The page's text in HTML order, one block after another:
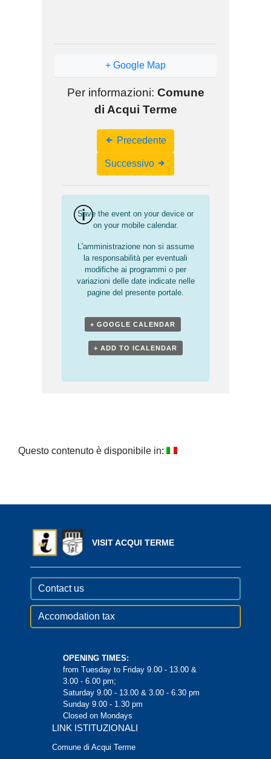
+ Google Map
Per informazioni: Comune
di Acqui Terme
Navigation
Precedente
Successivo
Save the event on your device or
on your mobile calendar.
L'amministrazione non si assume
la responsabilità per eventuali
modifiche ai programmi o per
variazioni delle date indicate nelle
pagine del presente portale.
+ GOOGLE CALENDAR
+ ADD TO ICALENDAR
Questo contenuto è disponibile in:
VISIT ACQUI TERME
Contact us
Accomodation tax
OPENING TIMES:
from Tuesday to Friday 9.00 - 13.00 &
3.00 - 6.00 pm;
Saturday 9.00 - 13.00 & 3.00 - 6.30 pm
Sunday 9.00 - 1.30 pm
Closed on Mondays
LINK ISTITUZIONALI
Comune di Acqui Terme